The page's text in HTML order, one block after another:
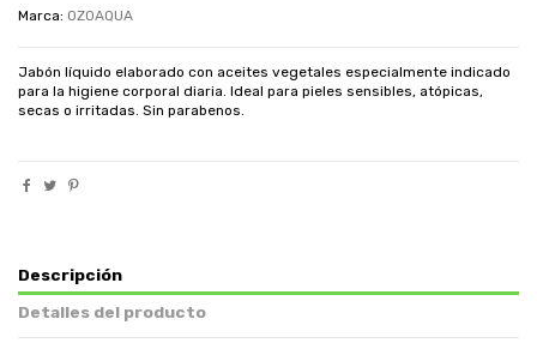
Marca: OZOAQUA
Jabón líquido elaborado con aceites vegetales especialmente indicado
para la higiene corporal diaria. Ideal para pieles sensibles, atópicas,
secas o irritadas. Sin parabenos.
Descripción
Detalles del producto